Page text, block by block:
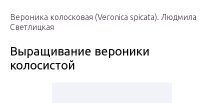
Вероника колосковая (Veronica spicata). Людмила
Светлицкая
Выращивание вероники
колосистой